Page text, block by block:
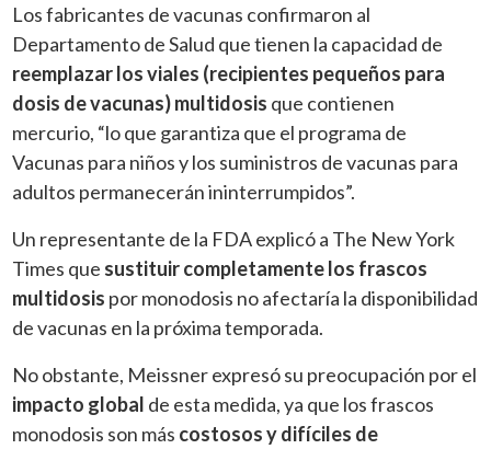
Los fabricantes de vacunas confirmaron al
Departamento de Salud que tienen la capacidad de
reemplazar los viales (recipientes pequeños para
dosis de vacunas) multidosis que contienen
mercurio, “lo que garantiza que el programa de
Vacunas para niños y los suministros de vacunas para
adultos permanecerán ininterrumpidos”.
Un representante de la FDA explicó a The New York
Times que sustituir completamente los frascos
multidosis por monodosis no afectaría la disponibilidad
de vacunas en la próxima temporada.
No obstante, Meissner expresó su preocupación por el
impacto global de esta medida, ya que los frascos
monodosis son más costosos y difíciles de